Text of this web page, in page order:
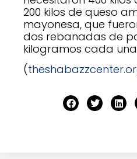
200 kilos de queso
mayonesa, que
dos rebanadas de
kilogramos cada
(